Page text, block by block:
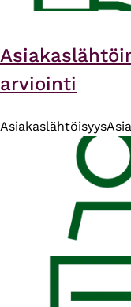
arviointi
Asiakaslähtöisyys